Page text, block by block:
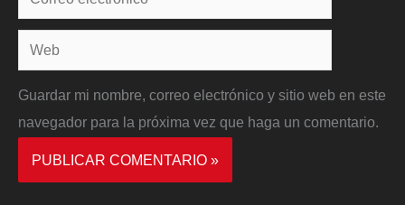
electrónico*
Web
Guardar mi nombre, correo electrónico y sitio web en este
navegador para la próxima vez que haga un comentario.